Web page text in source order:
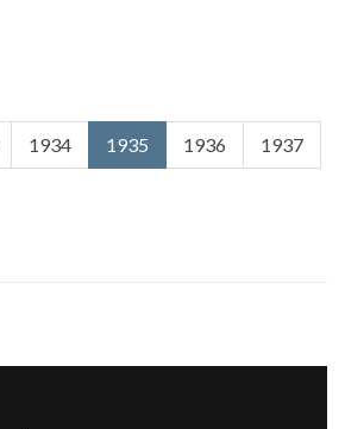
1934 1935 1936 1937